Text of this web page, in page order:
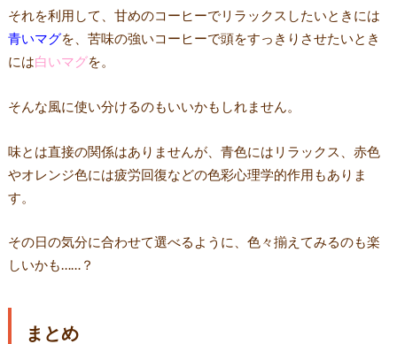
それを利用して、甘めのコーヒーでリラックスしたいときには
青いマグを、苦味の強いコーヒーで頭をすっきりさせたいとき
には白いマグを。
そんな風に使い分けるのもいいかもしれません。
味とは直接の関係はありませんが、青色にはリラックス、赤色
やオレンジ色には疲労回復などの色彩心理学的作用もありま
す。
その日の気分に合わせて選べるように、色々揃えてみるのも楽
しいかも……？
まとめ